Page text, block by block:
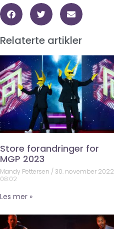
Relaterte artikler
Store forandringer for
MGP 2023
Mandy Pettersen
30. november 2022
08:02
Les mer »